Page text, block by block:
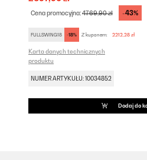
Cena promocyjna:4769,90 zł -43%
FULLSWING18 -18% Z kuponem: 2212,28 zł
Karta danych technicznych
produktu
NUMER ARTYKUŁU: 10034852
Dodaj do